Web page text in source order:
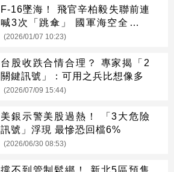
F-16墜海！ 飛官辛柏毅失聯前連
喊3次「跳傘」 國軍海空全力搜
救
(2026/01/07 10:23)
台股收跌合情合理？ 專家揭「2
關鍵訊號」：可用之兵比想像多
(2026/07/09 15:44)
美銀示警美股過熱！ 「3大危險
訊號」浮現 最慘恐回檔6%
(2026/06/30 08:53)
撐不到管制鬆綁！ 新北5區預售